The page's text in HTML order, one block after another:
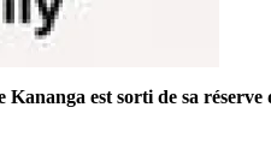
Kananga est sorti de sa